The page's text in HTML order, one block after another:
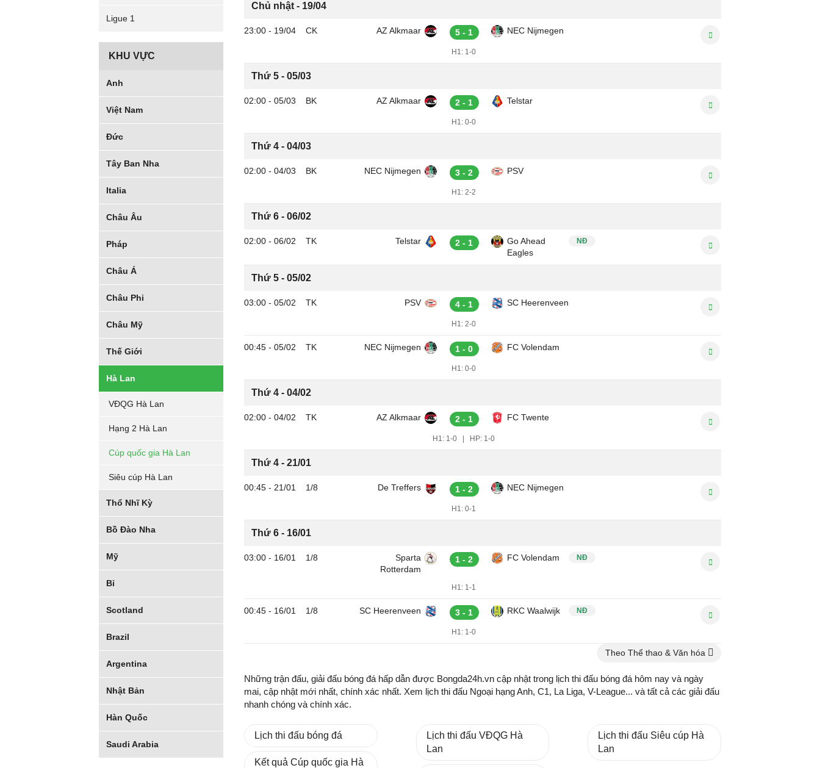
Ligue 1
KHU VỰC
Anh
Việt Nam
Đức
Tây Ban Nha
Italia
Châu Âu
Pháp
Châu Á
Châu Phi
Châu Mỹ
Thế Giới
Hà Lan
VĐQG Hà Lan
Hạng 2 Hà Lan
Cúp quốc gia Hà Lan
Siêu cúp Hà Lan
Thổ Nhĩ Kỳ
Bồ Đào Nha
Mỹ
Bỉ
Scotland
Brazil
Argentina
Nhật Bản
Hàn Quốc
Saudi Arabia
Chủ nhật - 19/04
23:00 - 19/04 CK AZ Alkmaar 5 - 1 NEC Nijmegen
H1: 1-0
Thứ 5 - 05/03
02:00 - 05/03 BK AZ Alkmaar 2 - 1 Telstar
H1: 0-0
Thứ 4 - 04/03
02:00 - 04/03 BK NEC Nijmegen 3 - 2 PSV
H1: 2-2
Thứ 6 - 06/02
02:00 - 06/02 TK Telstar 2 - 1
Go Ahead
Eagles
NĐ
Thứ 5 - 05/02
03:00 - 05/02 TK PSV 4 - 1 SC Heerenveen
H1: 2-0
00:45 - 05/02 TK NEC Nijmegen 1 - 0 FC Volendam
H1: 0-0
Thứ 4 - 04/02
02:00 - 04/02 TK AZ Alkmaar 2 - 1 FC Twente
H1: 1-0 HP: 1-0
Thứ 4 - 21/01
00:45 - 21/01 1/8 De Treffers 1 - 2 NEC Nijmegen
H1: 0-1
Thứ 6 - 16/01
03:00 - 16/01 1/8
Sparta
Rotterdam
1 - 2 FC Volendam
H1: 1-1
NĐ
00:45 - 16/01 1/8 SC Heerenveen 3 - 1 RKC Waalwijk
H1: 1-0
NĐ
Theo Thể thao & Văn hóa
Những trận đấu, giải đấu bóng đá hấp dẫn được Bongda24h.vn cập nhật trong lịch thi đấu bóng đá hôm nay và ngày
mai, cập nhật mới nhất, chính xác nhất. Xem lịch thi đấu Ngoại hạng Anh, C1, La Liga, V-League... và tất cả các giải đấu
nhanh chóng và chính xác.
Lịch thi đấu bóng đá
Kết quả Cúp quốc gia Hà
Lịch thi đấu VĐQG Hà
Lan
Lịch thi đấu Siêu cúp Hà
Lan